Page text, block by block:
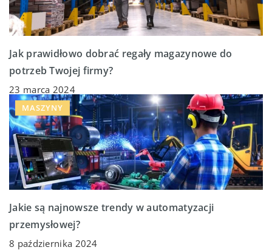
Jak prawidłowo dobrać regały magazynowe do
potrzeb Twojej firmy?
23 marca 2024
MASZYNY
Jakie są najnowsze trendy w automatyzacji
przemysłowej?
8 października 2024